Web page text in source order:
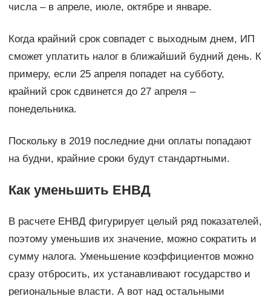
числа – в апреле, июле, октябре и январе.
Когда крайний срок совпадет с выходным днем, ИП
сможет уплатить налог в ближайший будний день. К
примеру, если 25 апреля попадет на субботу,
крайний срок сдвинется до 27 апреля –
понедельника.
Поскольку в 2019 последние дни оплаты попадают
на будни, крайние сроки будут стандартными.
Как уменьшить ЕНВД
В расчете ЕНВД фигурирует целый ряд показателей,
поэтому уменьшив их значение, можно сократить и
сумму налога. Уменьшение коэффициентов можно
сразу отбросить, их устанавливают государство и
региональные власти. А вот над остальными